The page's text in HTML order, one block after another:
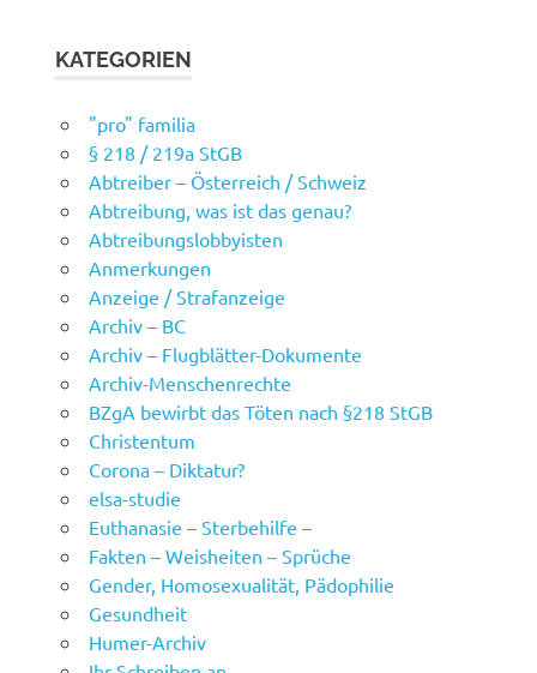
KATEGORIEN
"pro" familia
§ 218 / 219a StGB
Abtreiber – Österreich / Schweiz
Abtreibung, was ist das genau?
Abtreibungslobbyisten
Anmerkungen
Anzeige / Strafanzeige
Archiv – BC
Archiv – Flugblätter-Dokumente
Archiv-Menschenrechte
BZgA bewirbt das Töten nach §218 StGB
Christentum
Corona – Diktatur?
elsa-studie
Euthanasie – Sterbehilfe –
Fakten – Weisheiten – Sprüche
Gender, Homosexualität, Pädophilie
Gesundheit
Humer-Archiv